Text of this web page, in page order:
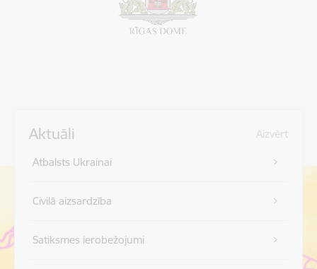
Aktuāli Aizvērt
Atbalsts Ukrainai
Civilā aizsardzība
Satiksmes ierobežojumi